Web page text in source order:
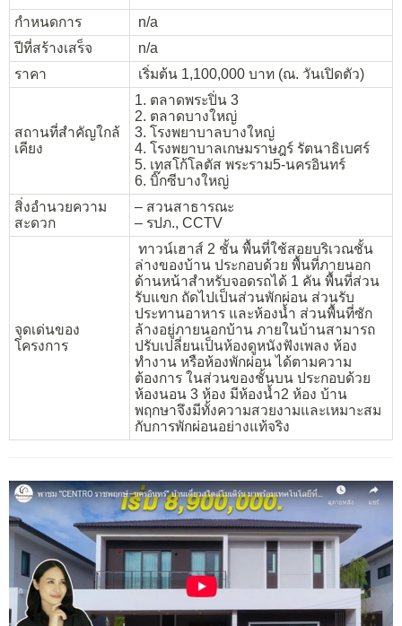
กำหนดการ
n/a
ปีที่สร้างเสร็จ
n/a
ราคา
เริ่มต้น 1,100,000 บาท (ณ. วันเปิดตัว)
สถานที่สำคัญใกล้
เคียง
1. ตลาดพระปิ่น 3
2. ตลาดบางใหญ่
3. โรงพยาบาลบางใหญ่
4. โรงพยาบาลเกษมราษฎร์ รัตนาธิเบศร์
5. เทสโก้โลตัส พระราม5-นครอินทร์
6. บิ๊กซีบางใหญ่
สิ่งอำนวยความ
สะดวก
– สวนสาธารณะ
– รปภ., CCTV
จุดเด่นของ
โครงการ
ทาวน์เฮาส์ 2 ชั้น พื้นที่ใช้สอยบริเวณชั้น
ล่างของบ้าน ประกอบด้วย พื้นที่ภายนอก
ด้านหน้าสำหรับจอดรถได้ 1 คัน พื้นที่ส่วน
รับแขก ถัดไปเป็นส่วนพักผ่อน ส่วนรับ
ประทานอาหาร และห้องน้ำ ส่วนพื้นที่ซัก
ล้างอยู่ภายนอกบ้าน ภายในบ้านสามารถ
ปรับเปลี่ยนเป็นห้องดูหนังฟังเพลง ห้อง
ทำงาน หรือห้องพักผ่อน ได้ตามความ
ต้องการ ในส่วนของชั้นบน ประกอบด้วย
ห้องนอน 3 ห้อง มีห้องน้ำ2 ห้อง บ้าน
พฤกษาจึงมีทั้งความสวยงามและเหมาะสม
กับการพักผ่อนอย่างแท้จริง